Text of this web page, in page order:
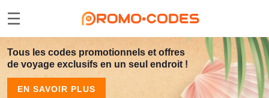
Tous les codes promotionnels et offres
de voyage exclusifs en un seul endroit !
EN SAVOIR PLUS